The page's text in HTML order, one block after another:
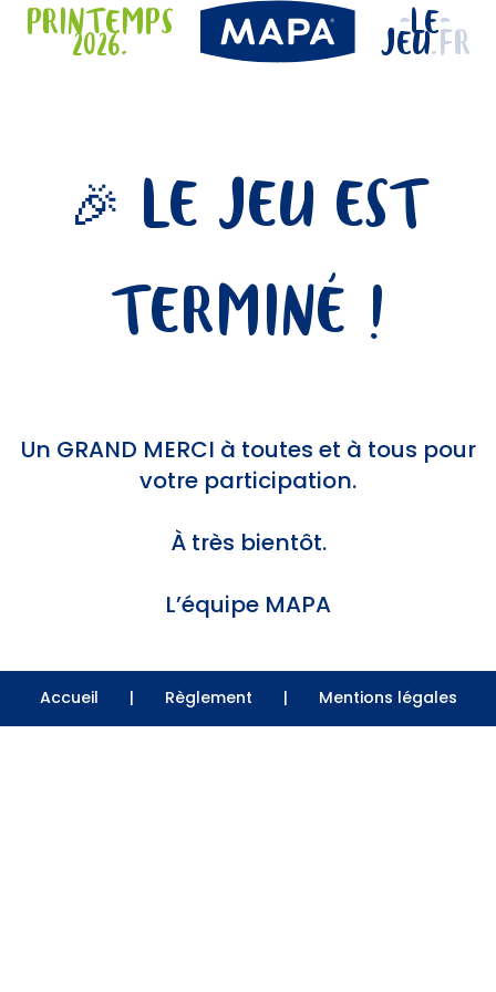
PRINTEMPS
2026.
-LE-
JEU.FR
🎉 LE JEU EST
TERMINÉ !
Un GRAND MERCI
à toutes et à tous pour
votre participation.
À très bientôt.
L’équipe MAPA
Accueil Règlement Mentions légales